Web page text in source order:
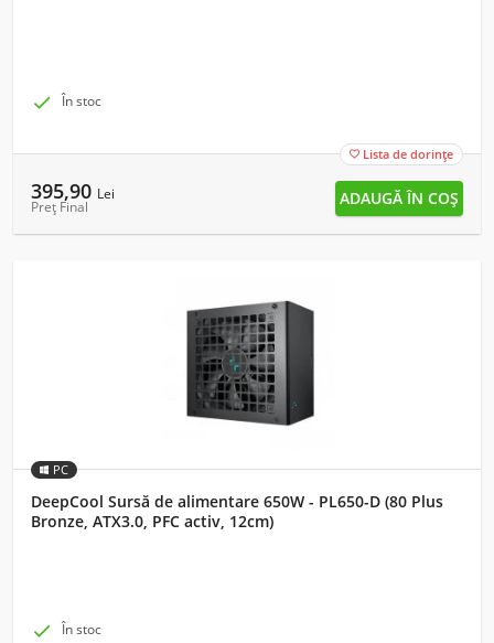
 În stoc
 Lista de dorințe
395,90 Lei
Preț Final
PC
DeepCool Sursă de alimentare 650W - PL650-D (80 Plus
Bronze, ATX3.0, PFC activ, 12cm)
 În stoc